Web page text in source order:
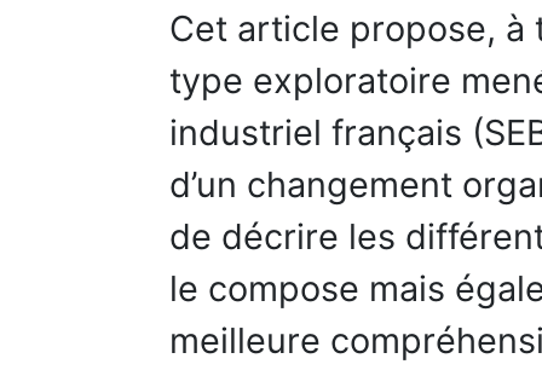
Cet article propose, à
type exploratoire
industriel français
d’un changement
de décrire les
le compose mais
meilleure